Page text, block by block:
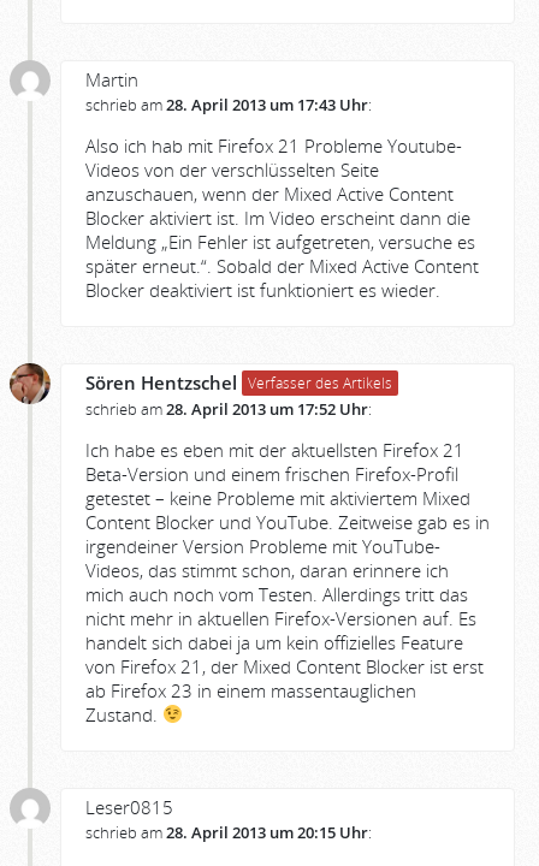
Martin
schrieb am28. April 2013 um 17:43 Uhr:
Also ich hab mit Firefox 21 Probleme Youtube-
Videos von der verschlüsselten Seite
anzuschauen, wenn der Mixed Active Content
Blocker aktiviert ist. Im Video erscheint dann die
Meldung „Ein Fehler ist aufgetreten, versuche es
später erneut.“. Sobald der Mixed Active Content
Blocker deaktiviert ist funktioniert es wieder.
Sören Hentzschel Verfasser des Artikels
schrieb am28. April 2013 um 17:52 Uhr:
Ich habe es eben mit der aktuellsten Firefox 21
Beta-Version und einem frischen Firefox-Profil
getestet – keine Probleme mit aktiviertem Mixed
Content Blocker und YouTube. Zeitweise gab es in
irgendeiner Version Probleme mit YouTube-
Videos, das stimmt schon, daran erinnere ich
mich auch noch vom Testen. Allerdings tritt das
nicht mehr in aktuellen Firefox-Versionen auf. Es
handelt sich dabei ja um kein offizielles Feature
von Firefox 21, der Mixed Content Blocker ist erst
ab Firefox 23 in einem massentauglichen
Zustand.
Leser0815
schrieb am28. April 2013 um 20:15 Uhr: